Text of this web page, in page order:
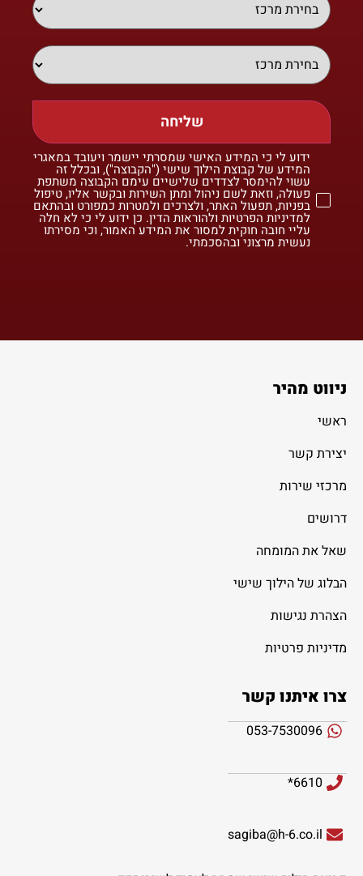
שליחה
ידוע לי כי המידע האישי שמסרתי יישמר ויעובד במאגרי
המידע של קבוצת הילוך שישי ("הקבוצה"), ובכלל זה
עשוי להימסר לצדדים שלישיים עימם הקבוצה משתפת
פעולה, וזאת לשם ניהול ומתן השירות ובקשר אליו, טיפול
בפניות, תפעול האתר, ולצרכים ולמטרות כמפורט ובהתאם
למדיניות הפרטיות ולהוראות הדין. כן ידוע לי כי לא חלה
עליי חובה חוקית למסור את המידע האמור, וכי מסירתו
נעשית מרצוני ובהסכמתי.
ניווט מהיר
ראשי
יצירת קשר
מרכזי שירות
דרושים
שאל את המומחה
הבלוג של הילוך שישי
הצהרת נגישות
מדיניות פרטיות
צרו איתנו קשר
053-7530096
6610*
sagiba@h-6.co.il